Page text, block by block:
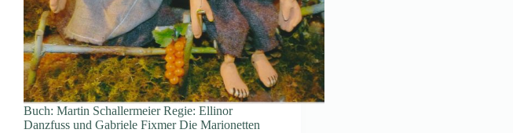
Buch: Martin Schallermeier Regie: Ellinor
Danzfuss und Gabriele Fixmer Die Marionetten